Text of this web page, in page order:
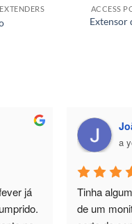
ACCESS
Extensor
já
a
Tinha
de um